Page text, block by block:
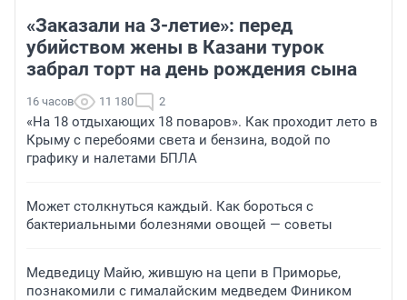
«Заказали на 3-летие»: перед
убийством жены в Казани турок
забрал торт на день рождения сына
16 часов 11 180 2
«На 18 отдыхающих 18 поваров». Как проходит лето в
Крыму с перебоями света и бензина, водой по
графику и налетами БПЛА
Может столкнуться каждый. Как бороться с
бактериальными болезнями овощей — советы
Медведицу Майю, жившую на цепи в Приморье,
познакомили с гималайским медведем Фиником